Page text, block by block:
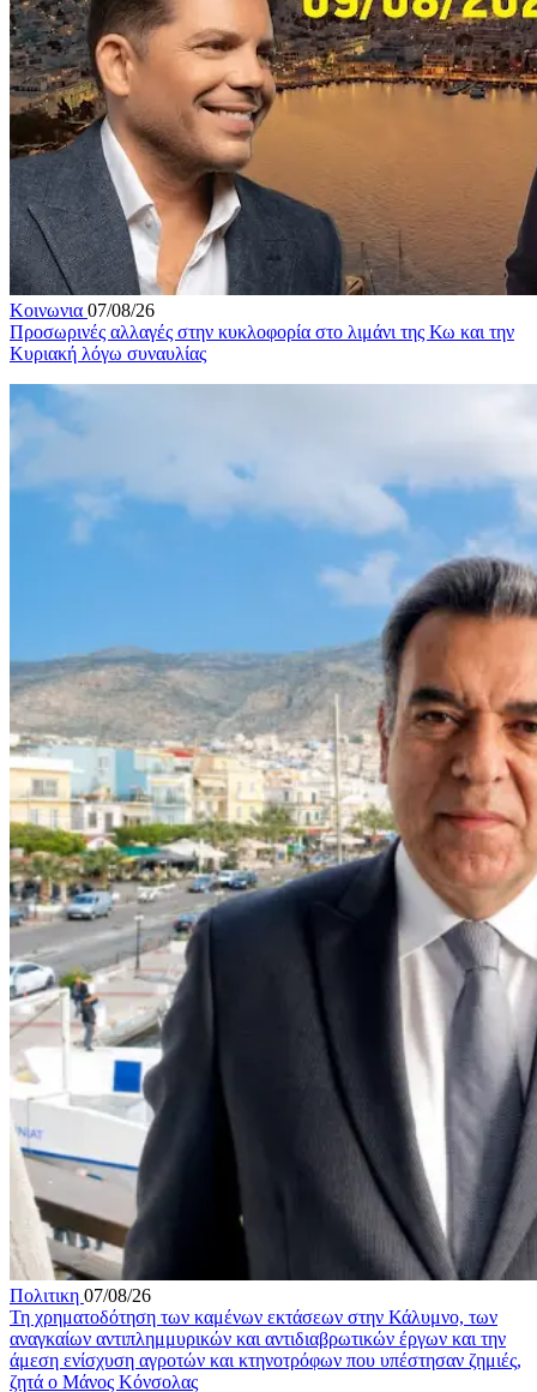
Κοινωνια 07/08/26
Προσωρινές αλλαγές στην κυκλοφορία στο λιμάνι της Κω και την
Κυριακή λόγω συναυλίας
Πολιτικη 07/08/26
Τη χρηματοδότηση των καμένων εκτάσεων στην Κάλυμνο, των
αναγκαίων αντιπλημμυρικών και αντιδιαβρωτικών έργων και την
άμεση ενίσχυση αγροτών και κτηνοτρόφων που υπέστησαν ζημιές,
ζητά ο Μάνος Κόνσολας